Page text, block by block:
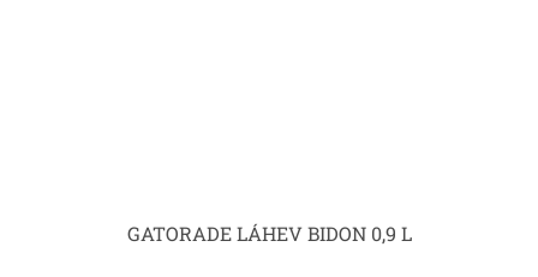
GATORADE LÁHEV BIDON 0,9 L